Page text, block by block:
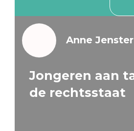
Anne Jenster
Jongeren aan
de rechtsstaat